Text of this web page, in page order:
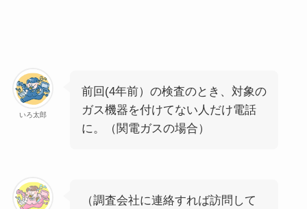
いろ太郎
前回(4年前）の検査のとき、対象の
ガス機器を付けてない人だけ電話
に。（関電ガスの場合）
（調査会社に連絡すれば訪問して